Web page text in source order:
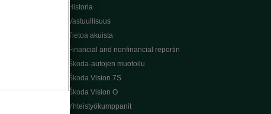
Historia
Vastuullisuus
Tietoa akuista
Financial and nonfinancial reportin
Škoda-autojen muotoilu
Škoda Vision 7S
Škoda Vision O
Yhteistyökumppanit